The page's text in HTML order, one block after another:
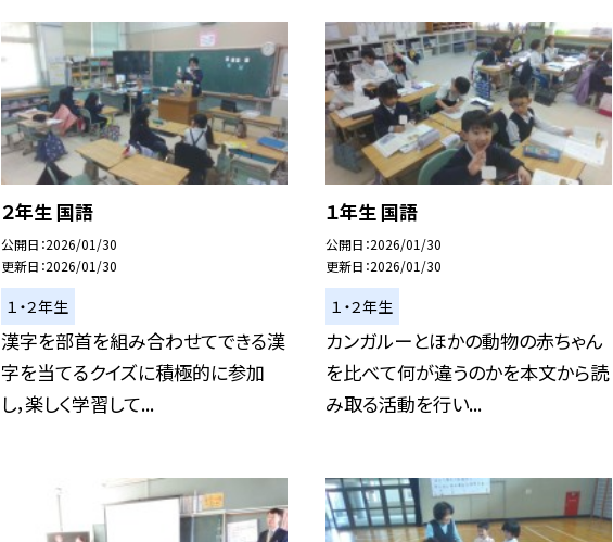
２年生 国語
公開日 2026/01/30
更新日 2026/01/30
１・２年生
漢字を部首を組み合わせてできる漢
字を当てるクイズに積極的に参加
し，楽しく学習して...
１年生 国語
公開日 2026/01/30
更新日 2026/01/30
１・２年生
カンガルーとほかの動物の赤ちゃん
を比べて何が違うのかを本文から読
み取る活動を行い...